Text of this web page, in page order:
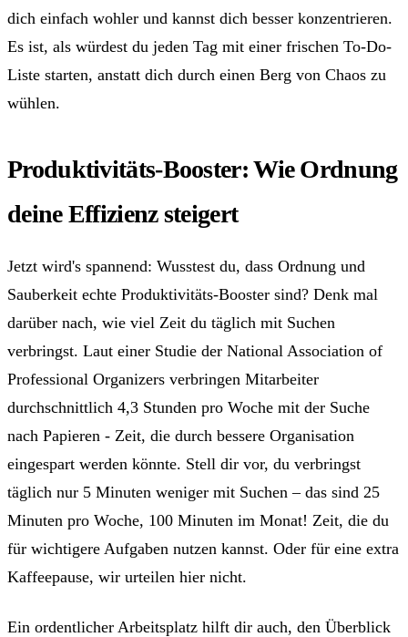
dich einfach wohler und kannst dich besser konzentrieren.
Es ist, als würdest du jeden Tag mit einer frischen To-Do-
Liste starten, anstatt dich durch einen Berg von Chaos zu
wühlen.
Produktivitäts-Booster: Wie Ordnung
deine Effizienz steigert
Jetzt wird's spannend: Wusstest du, dass Ordnung und
Sauberkeit echte Produktivitäts-Booster sind? Denk mal
darüber nach, wie viel Zeit du täglich mit Suchen
verbringst. Laut einer Studie der National Association of
Professional Organizers verbringen Mitarbeiter
durchschnittlich 4,3 Stunden pro Woche mit der Suche
nach Papieren - Zeit, die durch bessere Organisation
eingespart werden könnte. Stell dir vor, du verbringst
täglich nur 5 Minuten weniger mit Suchen – das sind 25
Minuten pro Woche, 100 Minuten im Monat! Zeit, die du
für wichtigere Aufgaben nutzen kannst. Oder für eine extra
Kaffeepause, wir urteilen hier nicht.
Ein ordentlicher Arbeitsplatz hilft dir auch, den Überblick